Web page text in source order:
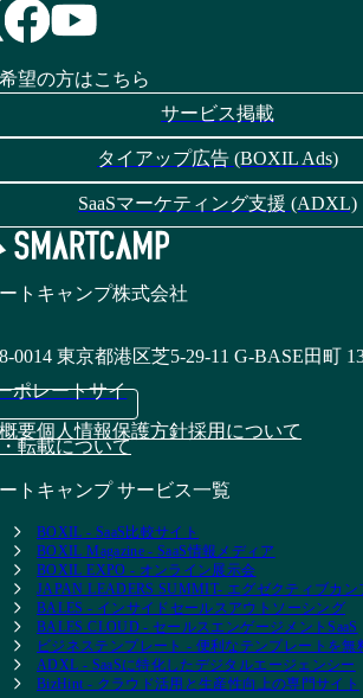
追加
いえらぶクリエイタ
ーズ
資料請求リストに追加
用代行
追加
ハーマンドットの
ス
望の方はこちら
サービス掲載
タイアップ広告 (BOXIL Ads)
SaaSマーケティング支援 (ADXL)
トキャンプ株式会社
0014 東京都港区芝5-29-11 G-BASE田町
ポレートサイ
要個人情報保護方針採用について
転載について
トキャンプ サービス一覧
BOXIL - SaaS比較サイト
BOXIL Magazine - SaaS情報メディア
BOXIL EXPO - オンライン展示会
JAPAN LEADERS SUMMIT- エグゼクティブカン
BALES - インサイドセールスアウトソーシング
BALES CLOUD - セールスエンゲージメントSaaS
ビジネステンプレート - 便利なテンプレートを無
ADXL - SaaSに特化したデジタルエージェンシー
BizHint - クラウド活用と生産性向上の専門サイト